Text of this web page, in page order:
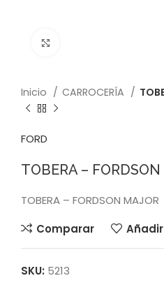
Inicio CARROCERÍA
FORD
TOBERA –
TOBERA – FORDSON MAJOR
Comparar
SKU: 5213